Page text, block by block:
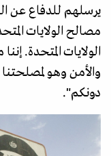
يرسلهم للدفاع عن
مصالح الولايات
الولايات المتحدة.
والأمن وهو
دونكم".